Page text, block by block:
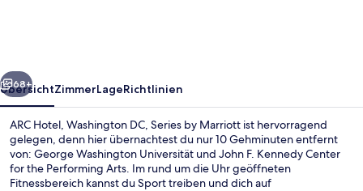
Marriott
Weiter
68+
ÜbersichtZimmerLageRichtlinien
ARC Hotel, Washington DC, Series by Marriott ist hervorragend
gelegen, denn hier übernachtest du nur 10 Gehminuten entfernt
von: George Washington Universität und John F. Kennedy Center
for the Performing Arts. Im rund um die Uhr geöffneten
Fitnessbereich kannst du Sport treiben und dich auf